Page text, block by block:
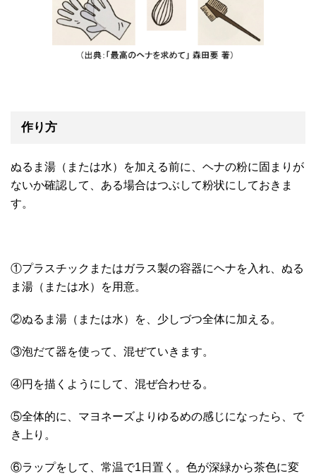
作り方
ぬるま湯（または水）を加える前に、ヘナの粉に固まりが
ないか確認して、ある場合はつぶして粉状にしておきま
す。
①プラスチックまたはガラス製の容器にヘナを入れ、ぬる
ま湯（または水）を用意。
②ぬるま湯（または水）を、少しづつ全体に加える。
③泡だて器を使って、混ぜていきます。
④円を描くようにして、混ぜ合わせる。
⑤全体的に、マヨネーズよりゆるめの感じになったら、で
き上り。
⑥ラップをして、常温で1日置く。色が深緑から茶色に変